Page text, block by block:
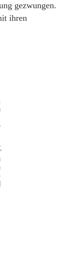
gezwungen.
ihren